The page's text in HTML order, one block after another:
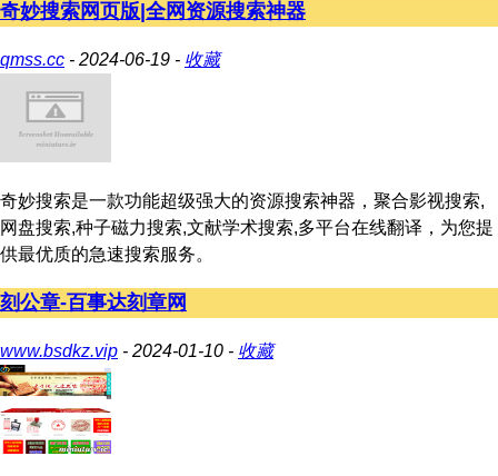
奇妙搜索网页版|全网资源搜索神器
qmss.cc - 2024-06-19 - 收藏
奇妙搜索是一款功能超级强大的资源搜索神器，聚合影视搜索,
网盘搜索,种子磁力搜索,文献学术搜索,多平台在线翻译，为您提
供最优质的急速搜索服务。
刻公章-百事达刻章网
www.bsdkz.vip - 2024-01-10 - 收藏